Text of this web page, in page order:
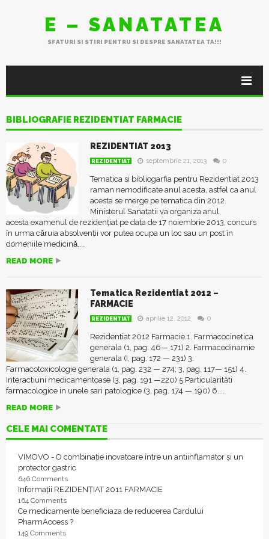
E – SANATATEA
SFATURI SI STIRI PENTRU SI DESPRE SANATATEA TA!!!
BIBLIOGRAFIE REZIDENTIAT FARMACIE
REZIDENTIAT 2013
REZIDENTIAT septembrie 21, 2013 0
Tematica si bibliogarfia pentru Rezidentiat 2013
raman nemodificate anul acesta, astfel ca anul
acesta se merge pe tematica din 2012.
Ministerul Sanatatii va organiza anul
acesta examenul de rezidențiat pe data de 17 noiembrie 2013, concurs
ȋn urma cǎruia absolvenții vor putea ocupa un loc sau un post ȋn
domeniile medicinǎ,...
READ MORE
Tematica Rezidentiat 2012 –
FARMACIE
REZIDENTIAT aprilie 12, 2012 0
Rezidentiat 2012 Farmacie 1. Farmacocinetica
generala (1, pag. 46— 171) 2. Farmacodinamie
generala (I, pag. 172 — 231) 3.
Farmacotoxicologie generala (1, pag. 232 — 274; 3, pag. 117— 151) 4.
Interactiuni medicamentoase (3, pag. 191 —220) 5.Particularităti
farmacologice in unele sari patologice (3, pag. 174 — 190) 6....
READ MORE
CELE MAI COMENTATE
VIMOVO - O combinație inovatoare între un antiinflamator și un
protector gastric
646 Comments
Informații REZIDENȚIAT 2011 FARMACIE
164 Comments
Ce medicamente beneficiaza de reducerea Cardului
PharmAccess ?
149 Comments